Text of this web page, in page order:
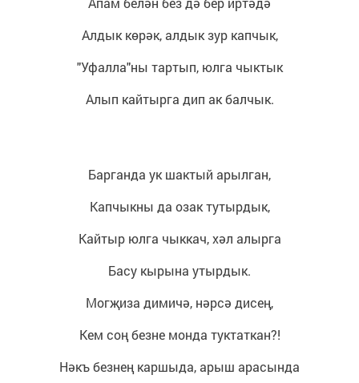
Алдык көрәк, алдык зур капчык,
"Уфалла"ны тартып, юлга чыктык
Алып кайтырга дип ак балчык.
Барганда ук шактый арылган,
Капчыкны да озак тутырдык,
Кайтыр юлга чыккач, хәл алырга
Басу кырына утырдык.
Могҗиза димичә, нәрсә дисең,
Кем соң безне монда туктаткан?!
Нәкъ безнең каршыда, арыш арасында